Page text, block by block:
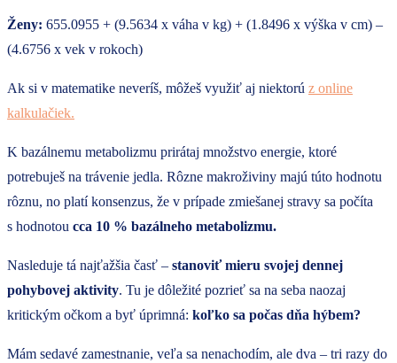
Ženy: 655.0955 + (9.5634 x váha v kg) + (1.8496 x výška v cm) –
(4.6756 x vek v rokoch)
Ak si v matematike neveríš, môžeš využiť aj niektorú z online
kalkulačiek.
K bazálnemu metabolizmu prirátaj množstvo energie, ktoré
potrebuješ na trávenie jedla. Rôzne makroživiny majú túto hodnotu
rôznu, no platí konsenzus, že v prípade zmiešanej stravy sa počíta
s hodnotou cca 10 % bazálneho metabolizmu.
Nasleduje tá najťažšia časť – stanoviť mieru svojej dennej
pohybovej aktivity. Tu je dôležité pozrieť sa na seba naozaj
kritickým očkom a byť úprimná: koľko sa počas dňa hýbem?
Mám sedavé zamestnanie, veľa sa nenachodím, ale dva – tri razy do